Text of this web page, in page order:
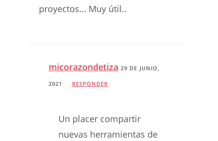
proyectos… Muy útil..
micorazondetiza 29 DE JUNIO,
2021 RESPONDER
Un placer compartir
nuevas herramientas de